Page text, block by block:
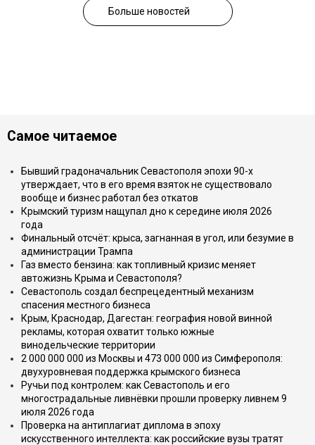
Больше новостей
Самое читаемое
Бывший градоначальник Севастополя эпохи 90-х
утверждает, что в его время взяток не существовало
вообще и бизнес работал без откатов
Крымский туризм нащупал дно к середине июля 2026
года
Финальный отсчёт: крыса, загнанная в угол, или безумие в
администрации Трампа
Газ вместо бензина: как топливный кризис меняет
автожизнь Крыма и Севастополя?
Севастополь создал беспрецедентный механизм
спасения местного бизнеса
Крым, Краснодар, Дагестан: география новой винной
рекламы, которая охватит только южные
винодельческие территории
2 000 000 000 из Москвы и 473 000 000 из Симферополя:
двухуровневая поддержка крымского бизнеса
Ручьи под контролем: как Севастополь и его
многострадальные ливнёвки прошли проверку ливнем 9
июля 2026 года
Проверка на антиплагиат диплома в эпоху
искусственного интеллекта: как российские вузы тратят